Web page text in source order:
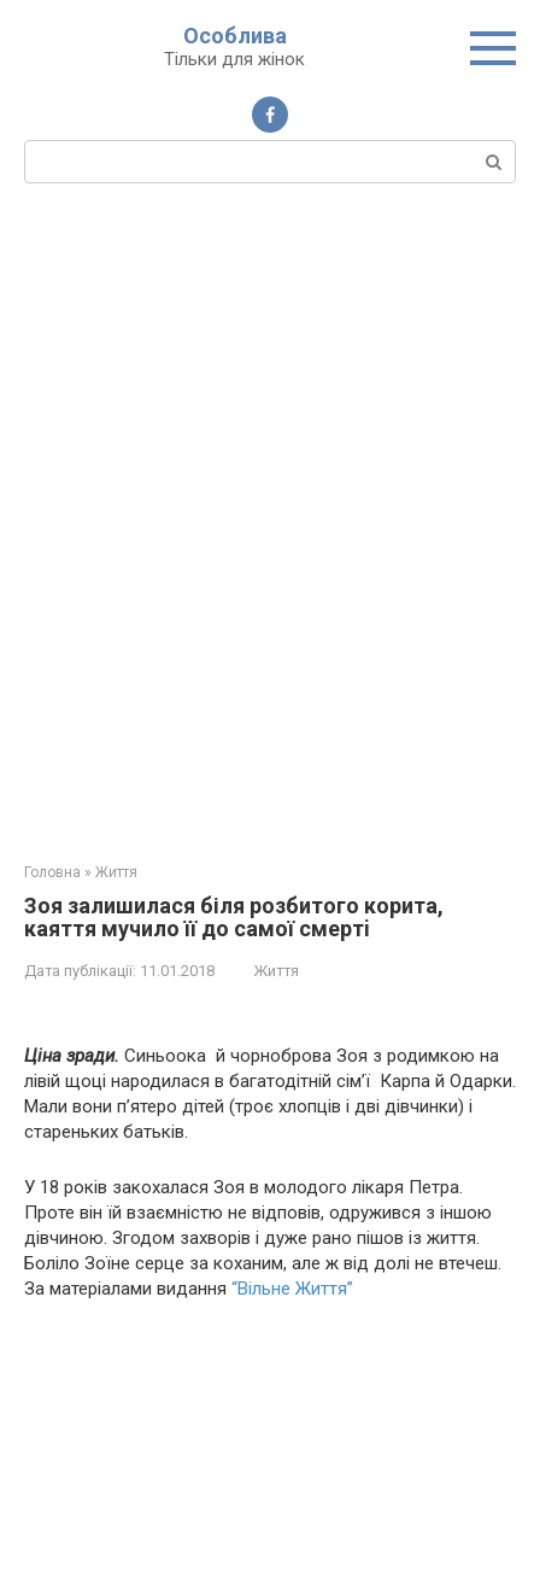
Особлива
Тільки для жінок
Пошук:
Головна » Життя
Зоя залишилася біля розбитого корита,
каяття мучило її до самої cмepтi
Дата публікації: 11.01.2018 Життя
Ціна зради. Синьоока й чорноброва Зоя з родимкою на
лівій щоці народилася в багатодітній сім’ї Карпа й Одарки.
Мали вони п’ятеро дітей (троє хлопців і дві дівчинки) і
стареньких батьків.
У 18 років закохалася Зоя в молодого лікаря Петра.
Проте він їй взаємністю не відповів, одружився з іншою
дівчиною. Згодом захворів і дуже рано пішов із життя.
Боліло Зоїне серце за коханим, але ж від долі не втечеш.
За матеріалами видання “Вільне Життя”